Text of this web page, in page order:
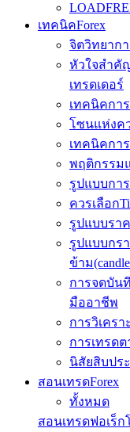
เทคนิคForex
จิตวิทยาก
หัวใจสำคั
เทรดเดอร์
เทคนิคกา
โซนแห่งค
เทคนิคการ
พฤติกรรมแ
รูปแบบกา
ควรเลือก
รูปแบบราค
รูปแบบกร
ข้าม
การจดบัน
มืออาชีพ
การวิเคร
การเทรด
นิสัยสิบปร
สอนเทรดForex
ทั้งหมด
สอนเทรดฟอเร็ก